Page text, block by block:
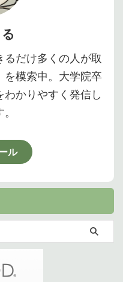
るだけ多くの人が取
を模索中。大学院卒
かりやすく発信し
ル